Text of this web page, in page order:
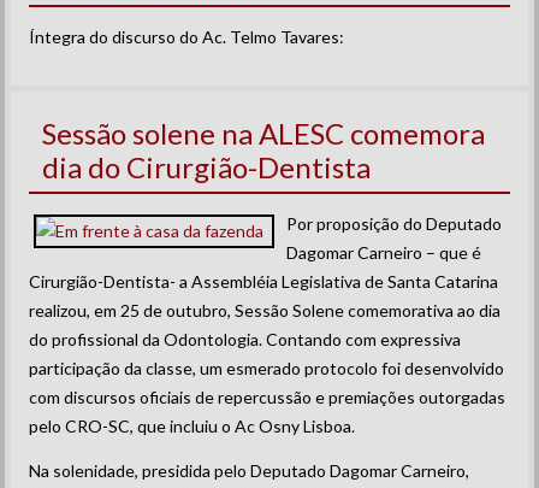
Íntegra do discurso do Ac. Telmo Tavares:
Sessão solene na ALESC comemora
dia do Cirurgião-Dentista
Por proposição do Deputado
Dagomar Carneiro – que é
Cirurgião-Dentista- a Assembléia Legislativa de Santa Catarina
realizou, em 25 de outubro, Sessão Solene comemorativa ao dia
do profissional da Odontologia. Contando com expressiva
participação da classe, um esmerado protocolo foi desenvolvido
com discursos oficiais de repercussão e premiações outorgadas
pelo CRO-SC, que incluiu o Ac Osny Lisboa.
Na solenidade, presidida pelo Deputado Dagomar Carneiro,